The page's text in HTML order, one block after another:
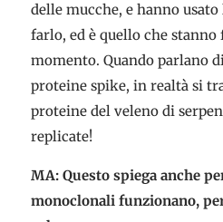
delle mucche, e hanno
farlo, ed è quello che stanno
momento. Quando parlano
proteine spike, in realtà si
proteine ​​del veleno di
replicate!
MA: Questo spiega anche
monoclonali funzionano,